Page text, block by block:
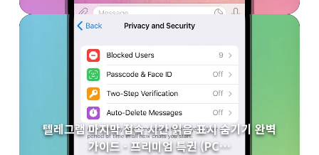
텔레그램 마지막 접속 시간 읽음 표시 숨기기 완벽
가이드 - 프리미엄 특권 (PC…